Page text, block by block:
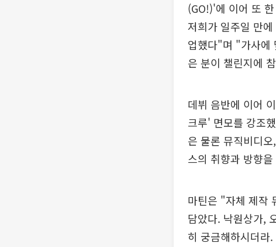
(GO!)'에 이어 또
저희가 일주일 만
업했다"며 "가사에
은 분이 챌린지에
데뷔 음반에 이어
크루' 면모를 강조
은 물론 뮤직비디
스의 취향과 방향
마틴은 "자체 제작
담았다. 낙원상가,
히 궁금해하시더라